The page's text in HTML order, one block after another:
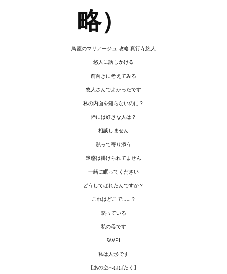
Dungeon Siege 2 Legendary Mod (Русские субтитры)
Apella CBBE SSE BodySlide (with Physics)
Kitana CBBE SSE BodySlide (with Physics)
Wedding Wear CBBE SSE BodySlide (with Physics)
略）
鳥籠のマリアージュ 攻略 真行寺悠人
悠人に話しかける
前向きに考えてみる
悠人さんでよかったです
私の内面を知らないのに？
陸には好きな人は？
相談しません
黙って寄り添う
迷惑は掛けられてません
一緒に眠ってください
どうしてばれたんですか？
これはどこで……？
黙っている
私の母です
SAVE1
私は人形です
【あの空へはばたく】